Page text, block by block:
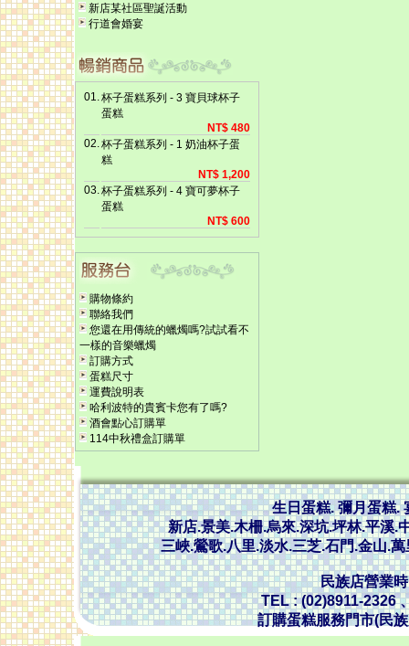
新店某社區聖誕活動
行道會婚宴
01.杯子蛋糕系列 - 3 寶貝球杯子
蛋糕
NT$ 480
02.杯子蛋糕系列 - 1 奶油杯子蛋
糕
NT$ 1,200
03.杯子蛋糕系列 - 4 寶可夢杯子
蛋糕
NT$ 600
購物條約
聯絡我們
您還在用傳統的蠟燭嗎?試試看不
一樣的音樂蠟燭
訂購方式
蛋糕尺寸
運費說明表
哈利波特的貴賓卡您有了嗎?
酒會點心訂購單
114中秋禮盒訂購單
生日蛋糕. 彌月蛋糕.
新店.景美.木柵.烏來.深坑.坪林.平溪.
三峽.鶯歌.八里.淡水.三芝.石門.金山.
民族店營業
TEL : (02)8911-2326
訂購蛋糕服務門市(民